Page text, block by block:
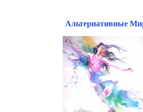
Альтернативные